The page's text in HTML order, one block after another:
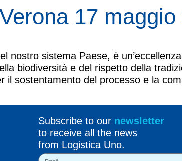
17
nostro sistema Paese, è
biodiversità e del rispetto della
sostentamento del processo e la
Subscribe to our newsletter
to receive all the news
from Logistica Uno.